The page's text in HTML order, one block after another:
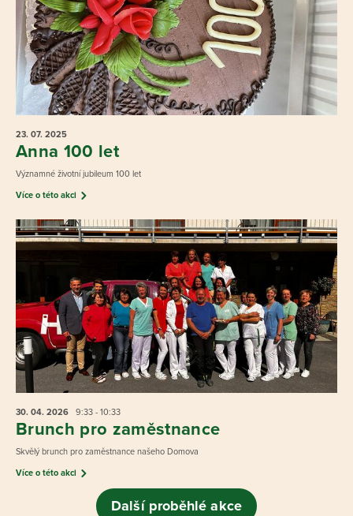
23. 07. 2025
Anna 100 let
Významné životní jubileum 100 let
Více o této akci
30. 04. 2026 9:33 - 10:33
Brunch pro zaměstnance
Skvělý brunch pro zaměstnance našeho Domova
Více o této akci
Další proběhlé akce